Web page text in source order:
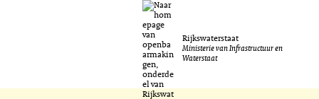
naar
de
inhoud
Rijkswaterstaat
Ministerie van Infrastructuur en
Waterstaat